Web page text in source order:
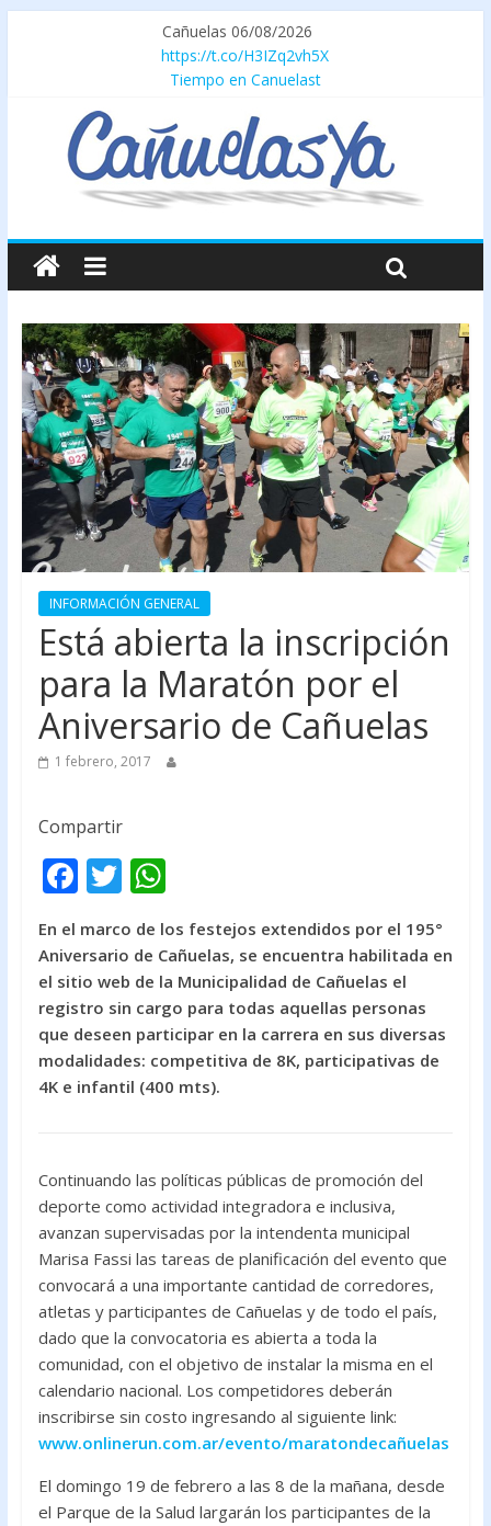
Cañuelas 06/08/2026
https://t.co/H3IZq2vh5X
Tiempo en Canuelast
INFORMACIÓN GENERAL
Está abierta la inscripción
para la Maratón por el
Aniversario de Cañuelas
1 febrero, 2017
Compartir
F
e
b
o
o
k
T
w
itt
er
W
at
s
A
p
p
En el marco de los festejos extendidos por el 195°
Aniversario de Cañuelas, se encuentra habilitada en
el sitio web de la Municipalidad de Cañuelas el
registro sin cargo para todas aquellas personas
que deseen participar en la carrera en sus diversas
modalidades: competitiva de 8K, participativas de
4K e infantil (400 mts).
Continuando las políticas públicas de promoción del
deporte como actividad integradora e inclusiva,
avanzan supervisadas por la intendenta municipal
Marisa Fassi las tareas de planificación del evento que
convocará a una importante cantidad de corredores,
atletas y participantes de Cañuelas y de todo el país,
dado que la convocatoria es abierta a toda la
comunidad, con el objetivo de instalar la misma en el
calendario nacional. Los competidores deberán
inscribirse sin costo ingresando al siguiente link:
www.onlinerun.com.ar/evento/maratondecañuelas
El domingo 19 de febrero a las 8 de la mañana, desde
el Parque de la Salud largarán los participantes de la